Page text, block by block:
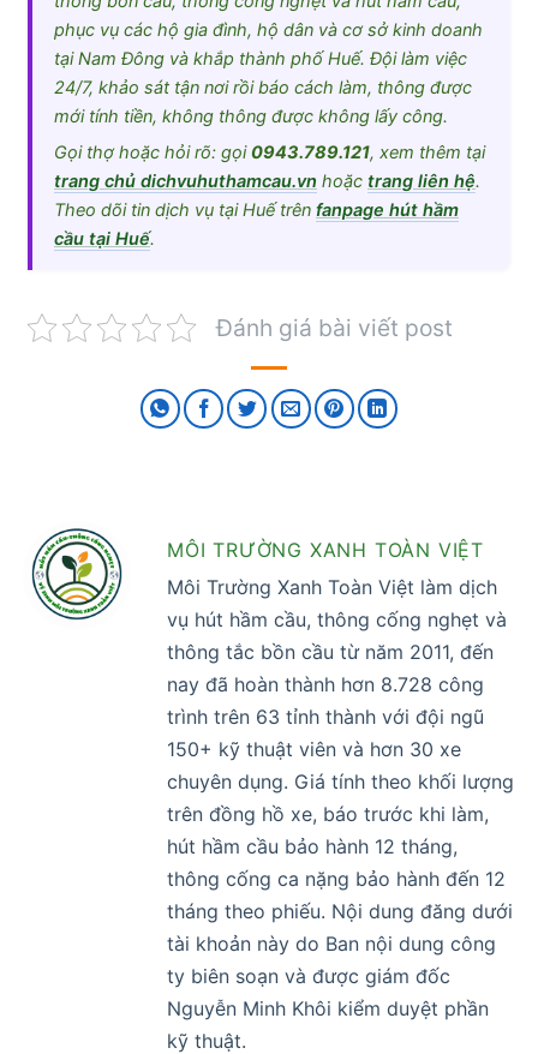
phục vụ các hộ gia đình, hộ dân và cơ sở kinh doanh
tại Nam Đông và khắp thành phố Huế. Đội làm việc
24/7, khảo sát tận nơi rồi báo cách làm, thông được
mới tính tiền, không thông được không lấy công.
Gọi thợ hoặc hỏi rõ: gọi0943.789.121, xem thêm tại
trang chủ dichvuhuthamcau.vn hoặc trang liên hệ.
Theo dõi tin dịch vụ tại Huế trên fanpage hút hầm
cầu tại Huế.
Đánh giá bài viết post
MÔI TRƯỜNG XANH TOÀN VIỆT
Môi Trường Xanh Toàn Việt làm dịch
vụ hút hầm cầu, thông cống nghẹt và
thông tắc bồn cầu từ năm 2011, đến
nay đã hoàn thành hơn 8.728 công
trình trên 63 tỉnh thành với đội ngũ
150+ kỹ thuật viên và hơn 30 xe
chuyên dụng. Giá tính theo khối lượng
trên đồng hồ xe, báo trước khi làm,
hút hầm cầu bảo hành 12 tháng,
thông cống ca nặng bảo hành đến 12
tháng theo phiếu. Nội dung đăng dưới
tài khoản này do Ban nội dung công
ty biên soạn và được giám đốc
Nguyễn Minh Khôi kiểm duyệt phần
kỹ thuật.